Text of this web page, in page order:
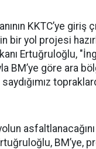
KKTC’ye giriş
bir yol projesi
Ertuğruloğlu,
BM’ye göre ara
BM’ye,